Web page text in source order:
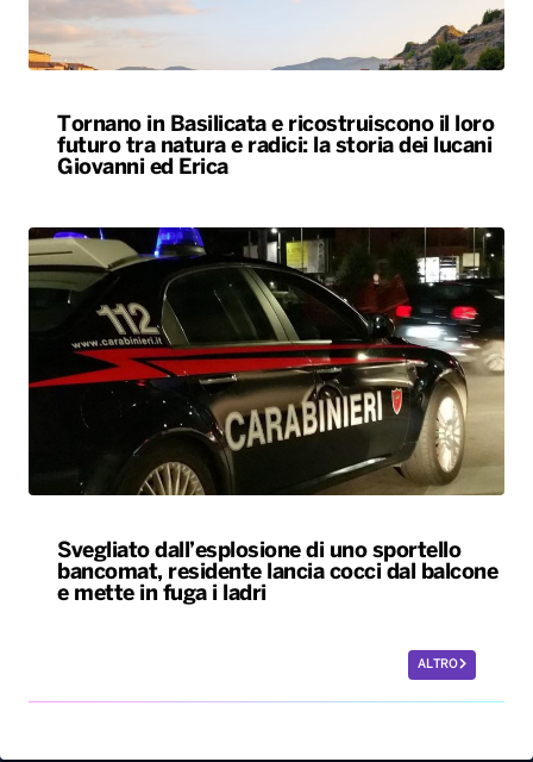
Tornano in Basilicata e ricostruiscono il loro
futuro tra natura e radici: la storia dei lucani
Giovanni ed Erica
Svegliato dall’esplosione di uno sportello
bancomat, residente lancia cocci dal balcone
e mette in fuga i ladri
ALTRO